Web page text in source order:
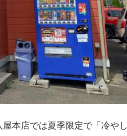
本店では夏季限定で「冷やし